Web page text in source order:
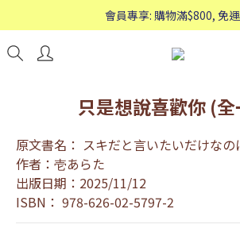
歡迎WhatsApp查詢：
會員專享: 購物滿$800, 免
歡迎WhatsApp查詢：
只是想說喜歡你 (
原文書名： スキだと言いたいだけなの
作者：壱あらた
出版日期：2025/11/12
ISBN： 978-626-02-5797-2